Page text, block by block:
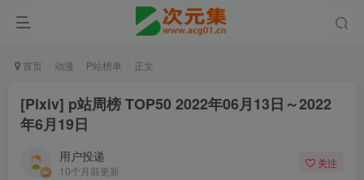
首页 动漫 P站榜单 正文
[Pixiv] p站周榜 TOP50 2022年06月13日～2022
年6月19日
用户投递
10个月前更新
关注